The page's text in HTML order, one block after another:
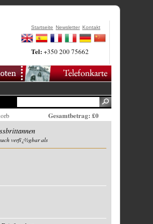
Startseite Newsletter Kontakt
Tel:+350 200 75662
Gesamtbetrag: £0
verfï¿½gbar als